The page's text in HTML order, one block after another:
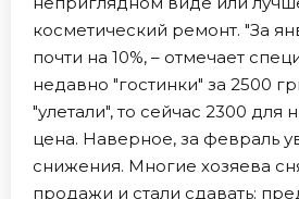
косметический ремонт. "За
почти на 10%, – отмечает
недавно "гостинки" за 2500
"улетали", то сейчас 2300 для
цена. Наверное, за февраль
снижения. Многие хозяева
продажи и стали сдавать: